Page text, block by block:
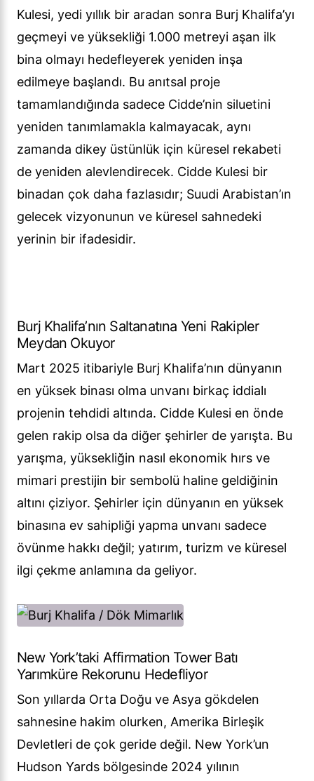
Kulesi, yedi yıllık bir aradan sonra Burj Khalifa’yı
geçmeyi ve yüksekliği 1.000 metreyi aşan ilk
bina olmayı hedefleyerek yeniden inşa
edilmeye başlandı. Bu anıtsal proje
tamamlandığında sadece Cidde’nin siluetini
yeniden tanımlamakla kalmayacak, aynı
zamanda dikey üstünlük için küresel rekabeti
de yeniden alevlendirecek. Cidde Kulesi bir
binadan çok daha fazlasıdır; Suudi Arabistan’ın
gelecek vizyonunun ve küresel sahnedeki
yerinin bir ifadesidir.
Burj Khalifa’nın Saltanatına Yeni Rakipler
Meydan Okuyor
Mart 2025 itibariyle Burj Khalifa’nın dünyanın
en yüksek binası olma unvanı birkaç iddialı
projenin tehdidi altında. Cidde Kulesi en önde
gelen rakip olsa da diğer şehirler de yarışta. Bu
yarışma, yüksekliğin nasıl ekonomik hırs ve
mimari prestijin bir sembolü haline geldiğinin
altını çiziyor. Şehirler için dünyanın en yüksek
binasına ev sahipliği yapma unvanı sadece
övünme hakkı değil; yatırım, turizm ve küresel
ilgi çekme anlamına da geliyor.
New York’taki Affirmation Tower Batı
Yarımküre Rekorunu Hedefliyor
Son yıllarda Orta Doğu ve Asya gökdelen
sahnesine hakim olurken, Amerika Birleşik
Devletleri de çok geride değil. New York’un
Hudson Yards bölgesinde 2024 yılının